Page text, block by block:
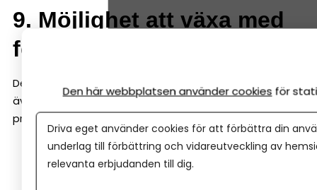
9. Möjlighet att växa med
företaget
Det bokföringsprogram du väljer i början bör fungera
även när företaget växer. Det är därför bra om
programmet även kan hantera saker som:
löner
projektredovisning
Den här webbplatsen använder cookies för
Driva eget använder cookies för att förbättra din
underlag till förbättring och vidareutveckling av
relevanta erbjudanden till dig.